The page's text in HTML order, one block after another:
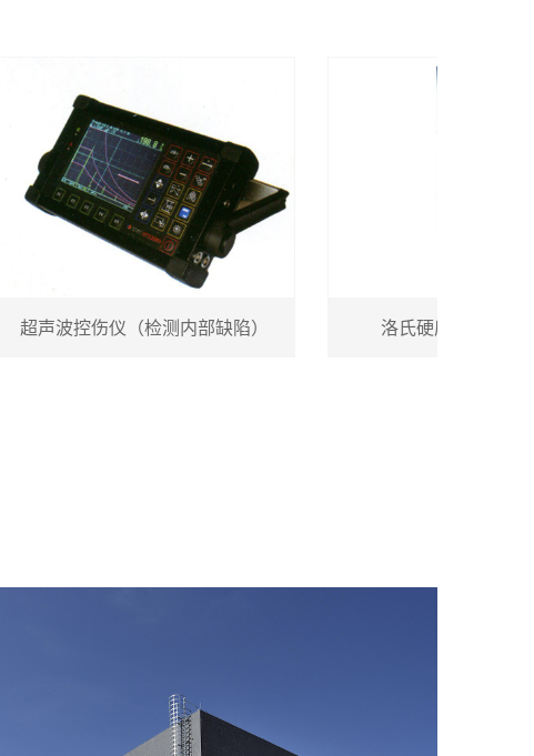
超声波控伤仪（检测内部缺陷） 洛氏硬度仪（检测硬